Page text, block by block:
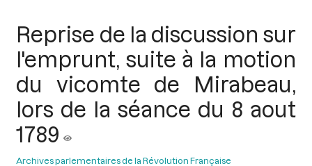
Reprise de la discussion sur
l'emprunt, suite à la motion
du vicomte de Mirabeau,
lors de la séance du 8 aout
1789
Archives parlementaires de la Révolution Française